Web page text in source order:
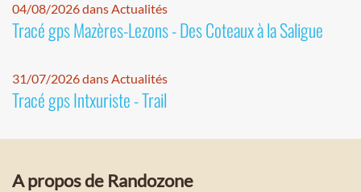
04/08/2026 dans Actualités
Tracé gps Mazères-Lezons - Des Coteaux à la Saligue
31/07/2026 dans Actualités
Tracé gps Intxuriste - Trail
A propos de Randozone